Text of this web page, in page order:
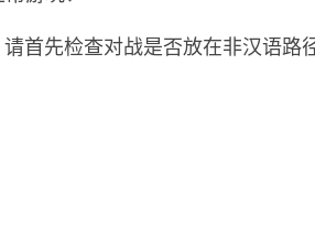
首先检查对战是否放在非汉语路